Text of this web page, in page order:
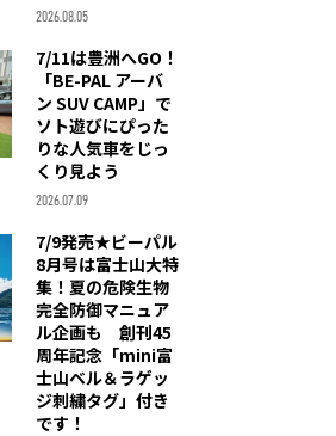
2026.08.05
7/11は豊洲へGO！
「BE-PAL アーバ
ン SUV CAMP」で
ソト遊びにぴった
りな人気車をじっ
くり見よう
2026.07.09
7/9発売★ビーパル
8月号は富士山大特
集！夏の危険生物
完全防御マニュア
ル企画も 創刊45
周年記念「mini富
士山ベル＆ラゲッ
ジ刺繍タグ」付き
です！